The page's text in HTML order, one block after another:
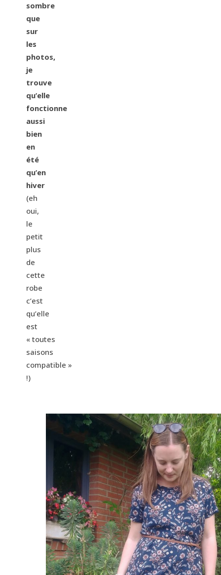
sombre
que
sur
les
photos,
je
trouve
qu’elle
fonctionne
aussi
bien
en
été
qu’en
hiver
(eh
oui,
le
petit
plus
de
cette
robe
c’est
qu’elle
est
« toutes
saisons
compatible »
!)